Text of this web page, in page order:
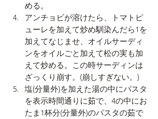
める。
アンチョビが溶けたら、トマトピ
ューレを加えて炒め馴染んだら1を
加えてなじませ、オイルサーディ
ンをオイルごと加えて松の実も加
えて炒める。この時サーディンは
ざっくり崩す。(崩しすぎない。)
塩(分量外)を加えた湯の中にパスタ
を表示時間通りに茹で、4の中にお
たま1杯分(分量外)のパスタの茹で